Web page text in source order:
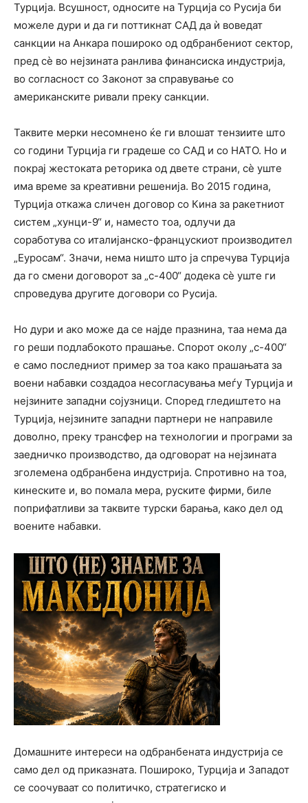
Турција. Всушност, односите на Турција со Русија би
можеле дури и да ги поттикнат САД да ѝ воведат
санкции на Анкара пошироко од одбранбениот сектор,
пред сѐ во нејзината ранлива финансиска индустрија,
во согласност со Законот за справување со
американските ривали преку санкции.
Таквите мерки несомнено ќе ги влошат тензиите што
со години Турција ги градеше со САД и со НАТО. Но и
покрај жестоката реторика од двете страни, сѐ уште
има време за креативни решенија. Во 2015 година,
Турција откажа сличен договор со Кина за ракетниот
систем „хунци-9“ и, наместо тоа, одлучи да
соработува со италијанско-францускиот производител
„Еуросам“. Значи, нема ништо што ја спречува Турција
да го смени договорот за „с-400“ додека сѐ уште ги
спроведува другите договори со Русија.
Но дури и ако може да се најде празнина, таа нема да
го реши подлабокото прашање. Спорот околу „с-400“
е само последниот пример за тоа како прашањата за
воени набавки создадоа несогласувања меѓу Турција и
нејзините западни сојузници. Според гледиштето на
Турција, нејзините западни партнери не направиле
доволно, преку трансфер на технологии и програми за
заедничко производство, да одговорат на нејзината
зголемена одбранбена индустрија. Спротивно на тоа,
кинеските и, во помала мера, руските фирми, биле
поприфатливи за таквите турски барања, како дел од
воените набавки.
Домашните интереси на одбранбената индустрија се
само дел од приказната. Пошироко, Турција и Западот
се соочуваат со политичко, стратегиско и